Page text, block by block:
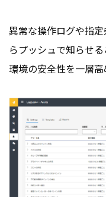
異常な操作ログや指
らプッシュで知らせ
環境の安全性を一層高